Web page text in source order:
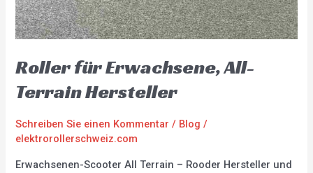
Roller für Erwachsene, All-
Terrain Hersteller
Schreiben Sie einen Kommentar / Blog /
elektrorollerschweiz.com
Erwachsenen-Scooter All Terrain – Rooder Hersteller und